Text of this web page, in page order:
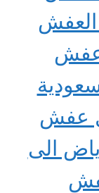
العفش
عفش
الى